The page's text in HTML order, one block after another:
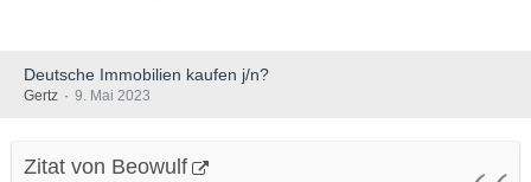
Deutsche Immobilien kaufen j/n?
Gertz 9. Mai 2023
Zitat von Beowulf